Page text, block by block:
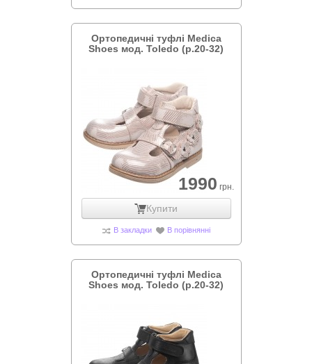
Ортопедичні туфлі Medica
Shoes мод. Toledo (р.20-32)
1990 грн.
Купити
В закладки В порівнянні
Ортопедичні туфлі Medica
Shoes мод. Toledo (р.20-32)